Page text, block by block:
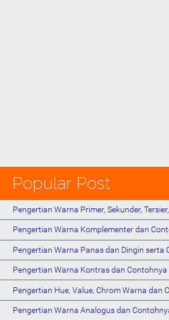
Popular Post
Pengertian Warna Primer, Sekunder,
Pengertian Warna Komplementer dan
Pengertian Warna Panas dan Dingin serta
Pengertian Warna Kontras dan Contohnya
Pengertian Hue, Value, Chrom Warna dan
Pengertian Warna Analogus dan